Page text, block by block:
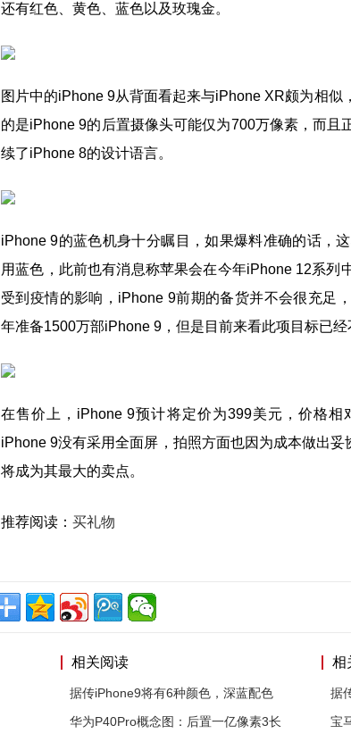
还有红色、黄色、蓝色以及玫瑰金。
图片中的iPhone 9从背面看起来与iPhone XR颇为相似
的是iPhone 9的后置摄像头可能仅为700万像素，而且
续了iPhone 8的设计语言。
iPhone 9的蓝色机身十分瞩目，如果爆料准确的话，
用蓝色，此前也有消息称苹果会在今年iPhone 12系列
受到疫情的影响，iPhone 9前期的备货并不会很充足
年准备1500万部iPhone 9，但是目前来看此项目标已经
在售价上，iPhone 9预计将定价为399美元，价格
iPhone 9没有采用全面屏，拍照方面也因为成本做出
将成为其最大的卖点。
推荐阅读： 买礼物
相关阅读
据传iPhone9将有6种颜色，深蓝配色
华为P40Pro概念图：后置一亿像素3长
相
据
宝